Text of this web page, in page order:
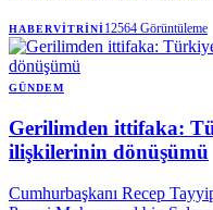
belirlerken, bakım
yıla kadar hapis cezası
HABERVITRINI12564 Görüntüleme
GÜNDEM
Gerilimden ittifaka:
ilişkilerinin dönüşümü
Cumhurbaşkanı Recep